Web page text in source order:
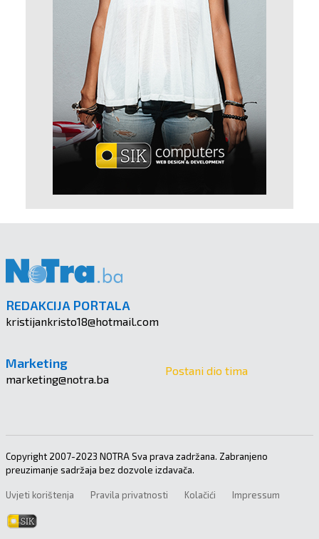
REDAKCIJA PORTALA
kristijankristo18@hotmail.com
Marketing
marketing@notra.ba
Postani dio tima
Copyright 2007-2023 NOTRA Sva prava zadržana. Zabranjeno
preuzimanje sadržaja bez dozvole izdavača.
Uvjeti korištenja Pravila privatnosti Kolačići Impressum